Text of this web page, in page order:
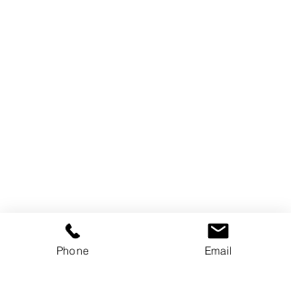
Phone Email